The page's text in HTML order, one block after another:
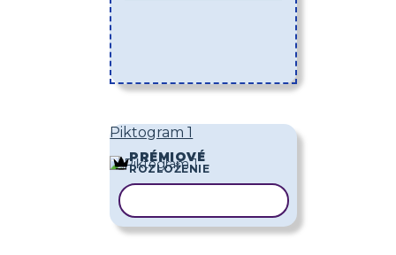
Piktogram 1
PRÉMIOVÉ
ROZLOŽENIE